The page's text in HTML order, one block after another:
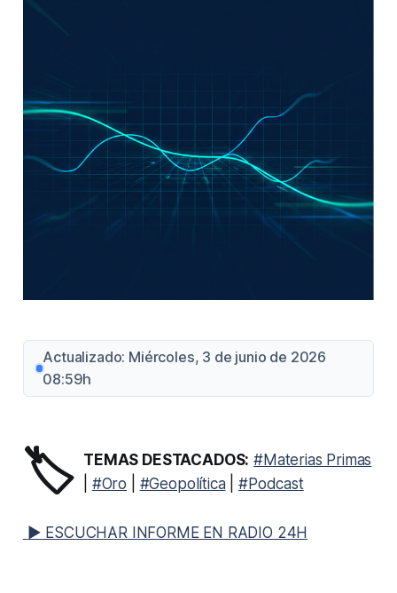
Actualizado: Miércoles, 3 de junio de 2026
08:59h
🏷️ TEMAS DESTACADOS: #Materias Primas
#Oro #Geopolítica|#Podcast
▶ ESCUCHAR INFORME EN RADIO 24H